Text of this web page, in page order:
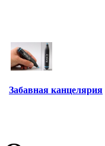
Забавная канцелярия